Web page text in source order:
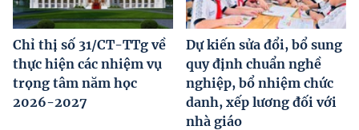
Chỉ thị số 31/CT-TTg về
thực hiện các nhiệm vụ
trọng tâm năm học
2026-2027
Dự kiến sửa đổi, bổ sung
quy định chuẩn nghề
nghiệp, bổ nhiệm chức
danh, xếp lương đối với
nhà giáo